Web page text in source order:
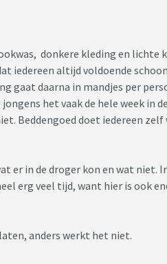
donkere kleding en lichte
iedereen altijd voldoende
gaat daarna in mandjes per
het vaak de hele week in
Beddengoed doet iedereen
er in de droger kon en wat niet.
erg veel tijd, want hier is ook
anders werkt het niet.